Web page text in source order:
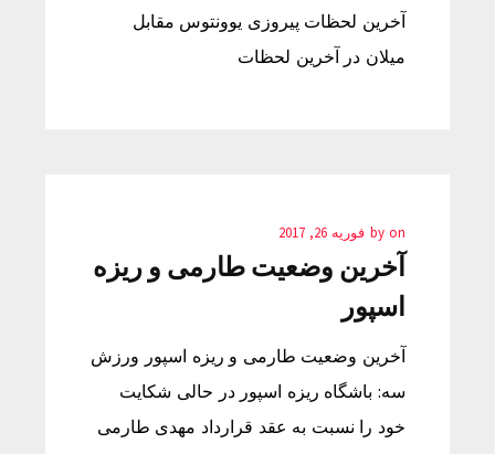
آخرین لحظات پیروزی یوونتوس مقابل
میلان در آخرین لحظات
by on فوریه 26, 2017
آخرین وضعیت طارمی و ریزه
اسپور
آخرین وضعیت طارمی و ریزه اسپور ورزش
سه: باشگاه ریزه اسپور در حالی شکایت
خود را نسبت به عقد قرارداد مهدی طارمی